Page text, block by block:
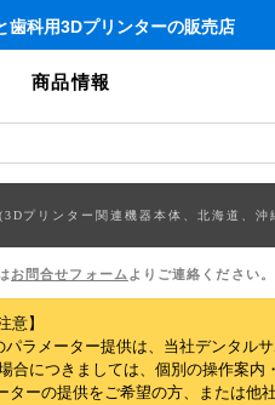
商品情報
歯科用3Dプリンターの販売店
(3Dプリンター関連機器本体、北海道、沖
お問合せフォームよりご連絡ください。
意】
ラメーター提供は、当社デンタル
につきましては、個別の操作案
ーの提供をご希望の方、または他